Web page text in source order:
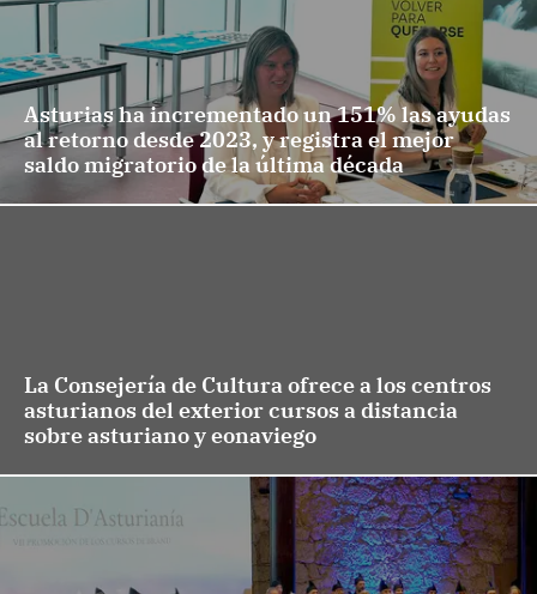
Asturias ha incrementado un 151% las ayudas
al retorno desde 2023, y registra el mejor
saldo migratorio de la última década
La Consejería de Cultura ofrece a los centros
asturianos del exterior cursos a distancia
sobre asturiano y eonaviego